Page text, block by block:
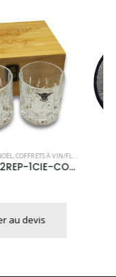
ECUSSONS
Ajouter au devis